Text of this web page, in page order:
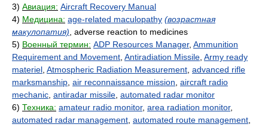
3) Авиация: Aircraft Recovery Manual
4) Медицина: age-related maculopathy (возрастная
макулопатия) , adverse reaction to medicines
5) Военный термин: ADP Resources Manager, Ammunition
Requirement and Movement Antiradiation Missile Army ready
materiel Atmospheric Radiation Measurement advanced rifle
marksmanship air reconnaissance mission aircraft radio
mechanic antiradar missile automated radar monitor
6) Техника: amateur radio monitor, area radiation monitor,
automated radar management automated route management